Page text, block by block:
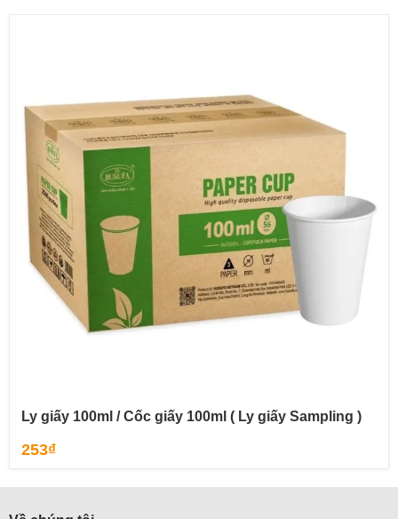
Ly giấy 100ml / Cốc giấy 100ml ( Ly giấy Sampling )
253₫